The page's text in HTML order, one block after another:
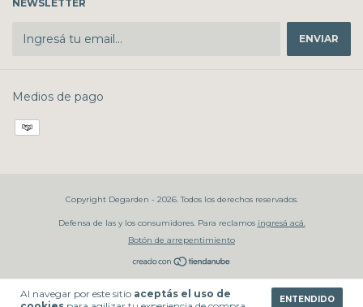
Al navegar por este sitio aceptás el uso de
ENTENDIDO
NEWSLETTER
Medios de pago
Copyright Degarden - 2026. Todos los derechos reservados.
Defensa de las y los consumidores. Para reclamos ingresá acá.
Botón de arrepentimiento